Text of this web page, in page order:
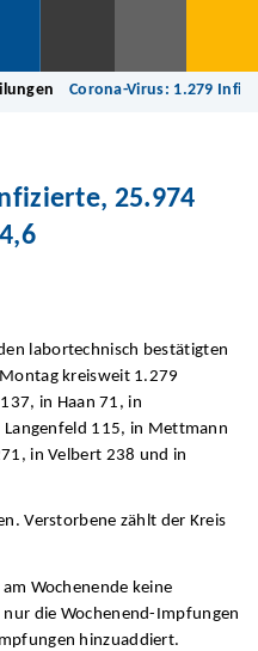
Corona-Virus: 1.279
25.974
labortechnisch bestätigten
kreisweit 1.279
in Haan 71, in
Langenfeld 115, in Mettmann
in Velbert 238 und in
Verstorbene zählt der Kreis
Wochenende keine
die Wochenend-Impfungen
hinzuaddiert.